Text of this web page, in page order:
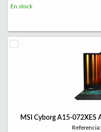
En stock
MSI Cyborg A15-072XES